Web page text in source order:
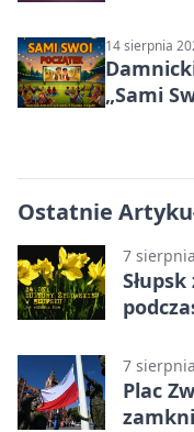
14 sierpnia
„Sami
Ostatnie
7
7
Plac